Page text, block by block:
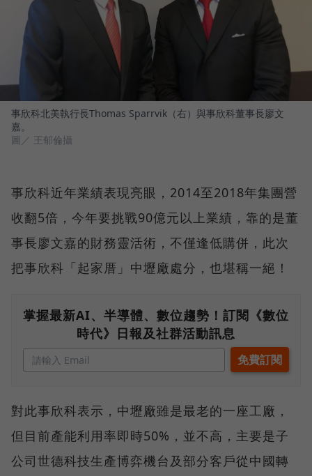
事欣科北美執行長Thomas Sparrvik（右）與事欣科董事長廖文
嘉。
圖／ 王郁倫攝
事欣科近年業績表現亮眼，2014至2018年集團營
收翻5倍，今年要挑戰90億元以上業績，靠的是董
事長廖文嘉的財務靈活術，不僅逢低購併，此次
把事欣科「起家厝」中壢廠處分，也堪稱一絕！
掌握最新AI、半導體、數位趨勢！訂閱《數位
時代》日報及社群活動訊息
對此事欣科表示，中壢廠雖是最老的一座工廠，
但目前產能利用率即時50%，並不高，主要是子
公司世德科技生產博弈機台及部分客戶從中國轉